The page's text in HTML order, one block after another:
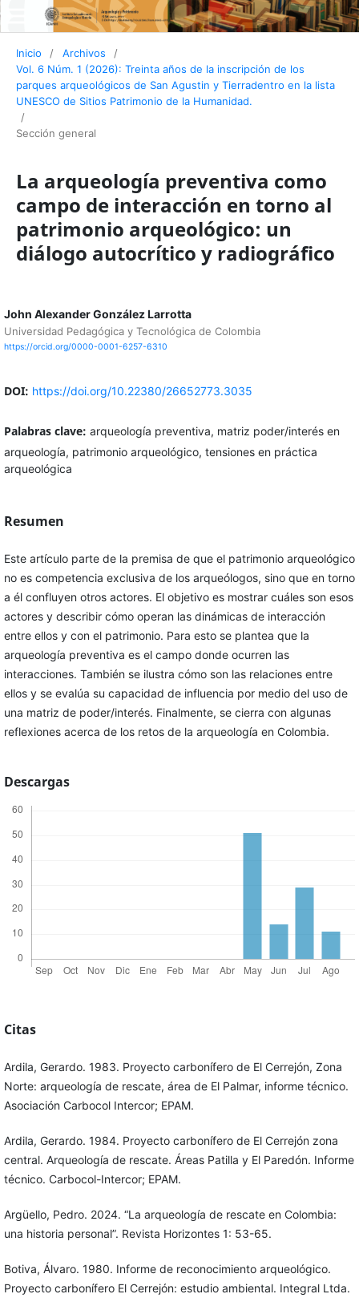
Inicio / Archivos
/
Vol. 6 Núm. 1 (2026): Treinta años de la inscripción de los
parques arqueológicos de San Agustin y Tierradentro en la lista
UNESCO de Sitios Patrimonio de la Humanidad.
/
Sección general
La arqueología preventiva como
campo de interacción en torno al
patrimonio arqueológico: un
diálogo autocrítico y radiográfico
John Alexander González Larrotta
Universidad Pedagógica y Tecnológica de Colombia
https://orcid.org/0000-0001-6257-6310
DOI: https://doi.org/10.22380/26652773.3035
Palabras clave: arqueología preventiva, matriz poder/interés en
arqueología, patrimonio arqueológico, tensiones en práctica
arqueológica
Resumen
Este artículo parte de la premisa de que el patrimonio arqueológico
no es competencia exclusiva de los arqueólogos, sino que en torno
a él confluyen otros actores. El objetivo es mostrar cuáles son esos
actores y describir cómo operan las dinámicas de interacción
entre ellos y con el patrimonio. Para esto se plantea que la
arqueología preventiva es el campo donde ocurren las
interacciones. También se ilustra cómo son las relaciones entre
ellos y se evalúa su capacidad de influencia por medio del uso de
una matriz de poder/interés. Finalmente, se cierra con algunas
reflexiones acerca de los retos de la arqueología en Colombia.
Descargas
Citas
Ardila, Gerardo. 1983. Proyecto carbonífero de El Cerrejón, Zona
Norte: arqueología de rescate, área de El Palmar, informe técnico.
Asociación Carbocol Intercor; EPAM.
Ardila, Gerardo. 1984. Proyecto carbonífero de El Cerrejón zona
central. Arqueología de rescate. Áreas Patilla y El Paredón. Informe
técnico. Carbocol-Intercor; EPAM.
Argüello, Pedro. 2024. “La arqueología de rescate en Colombia:
una historia personal”. Revista Horizontes 1: 53-65.
Botiva, Álvaro. 1980. Informe de reconocimiento arqueológico.
Proyecto carbonífero El Cerrejón: estudio ambiental. Integral Ltda.